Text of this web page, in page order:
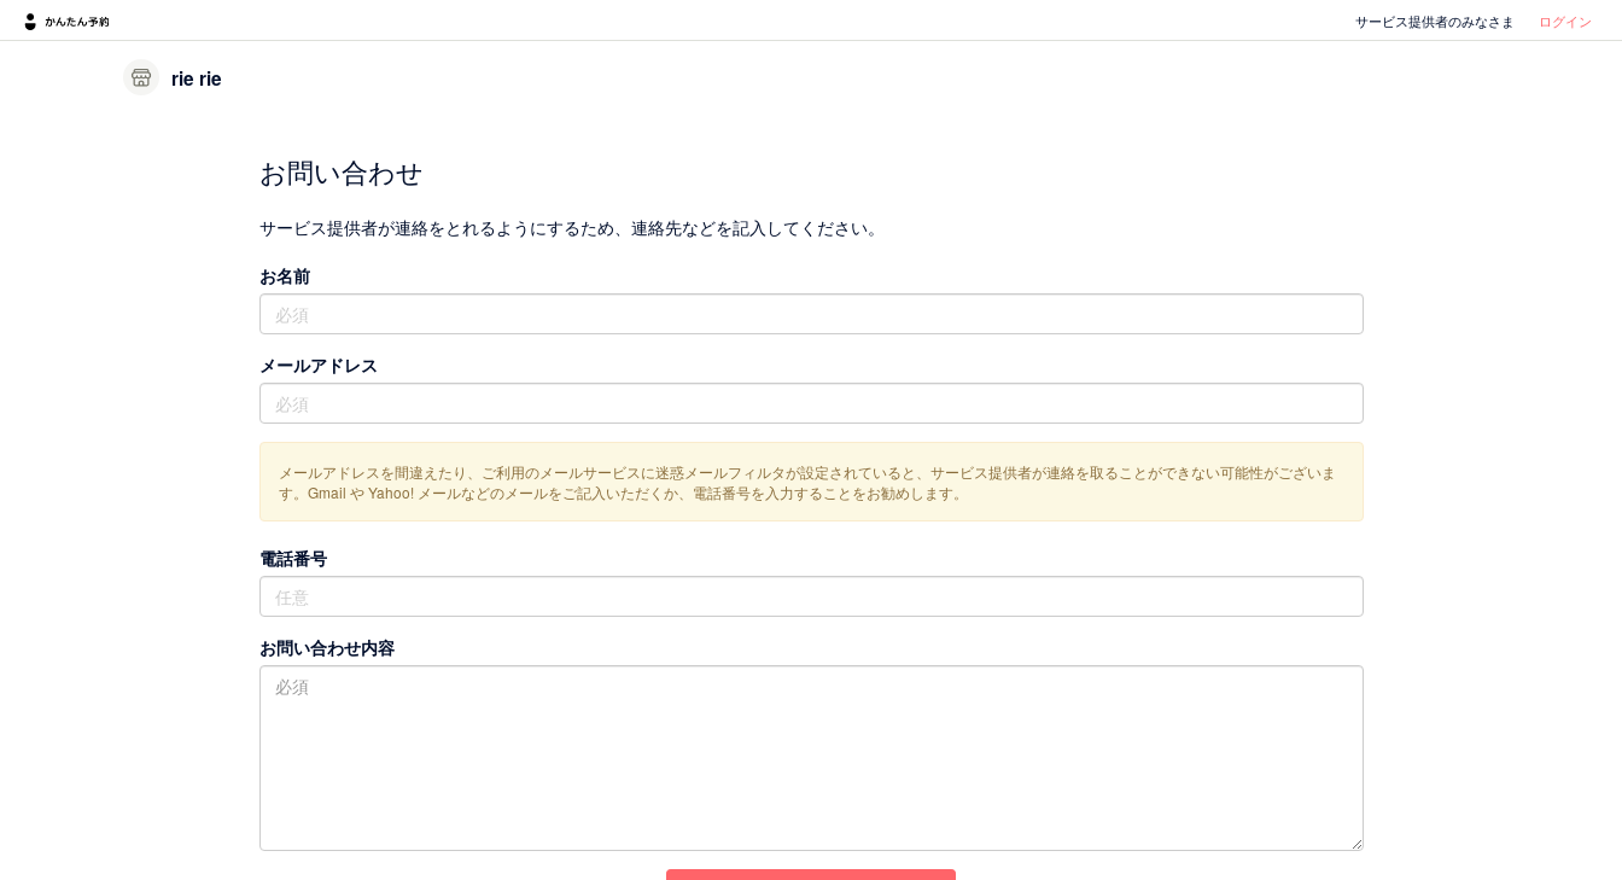
サービス提供者のみなさま ログイン
rie rie
お問い合わせ
サービス提供者が連絡をとれるようにするため、連絡先などを記入してください。
お名前
メールアドレス
メールアドレスを間違えたり、ご利用のメールサービスに迷惑メールフィルタが設定されていると、サービス提供者が連絡を取ることができない可能性がございま
す。Gmail や Yahoo! メールなどのメールをご記入いただくか、電話番号を入力することをお勧めします。
電話番号
お問い合わせ内容